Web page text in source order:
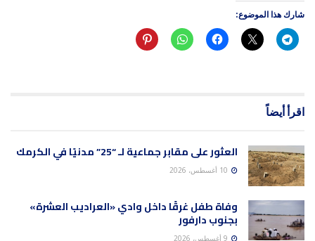
شارك هذا الموضوع:
اقرأ أيضاً
العثور على مقابر جماعية لـ “25” مدنيًا في الكرمك
وفاة طفل غرقًا داخل وادي «العراديب العشرة»
بجنوب دارفور